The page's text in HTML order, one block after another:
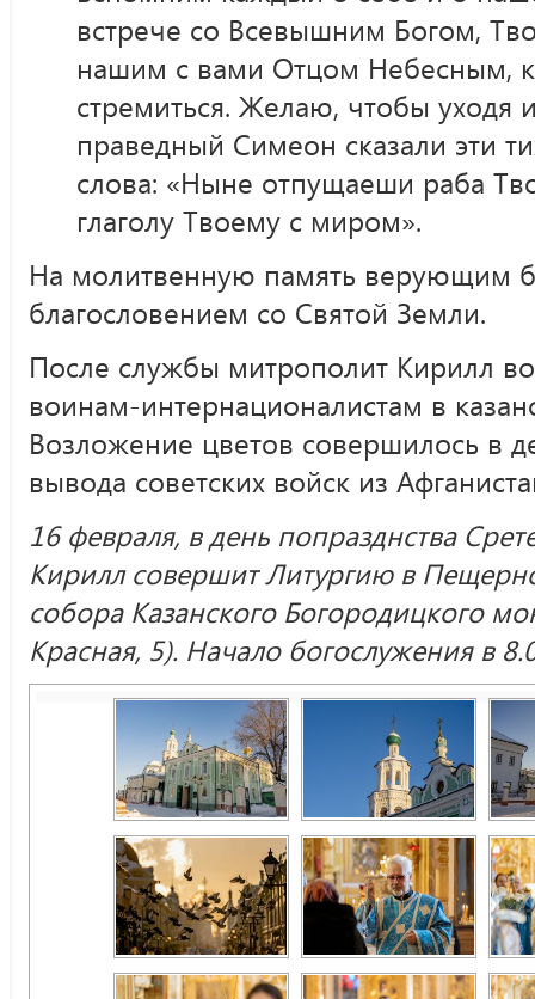
встрече со Всевышним Богом,
нашим с вами Отцом Небесным,
стремиться. Желаю, чтобы уходя
праведный Симеон сказали эти
слова: «Ныне отпущаеши раба
глаголу Твоему с миром».
На молитвенную память верующим
благословением со Святой Земли.
После службы митрополит Кирилл
воинам-интернационалистам в
Возложение цветов совершилось в
вывода советских войск из
16 февраля, в день попразднства
Кирилл совершит Литургию в
собора Казанского Богородицкого
Красная, 5). Начало богослужения в